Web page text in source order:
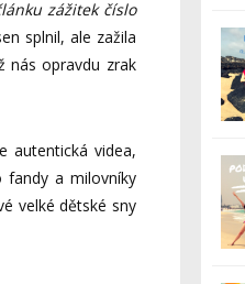
zážitek číslo
splnil, ale zažila
nás opravdu zrak
autentická videa,
a milovníky
velké dětské sny